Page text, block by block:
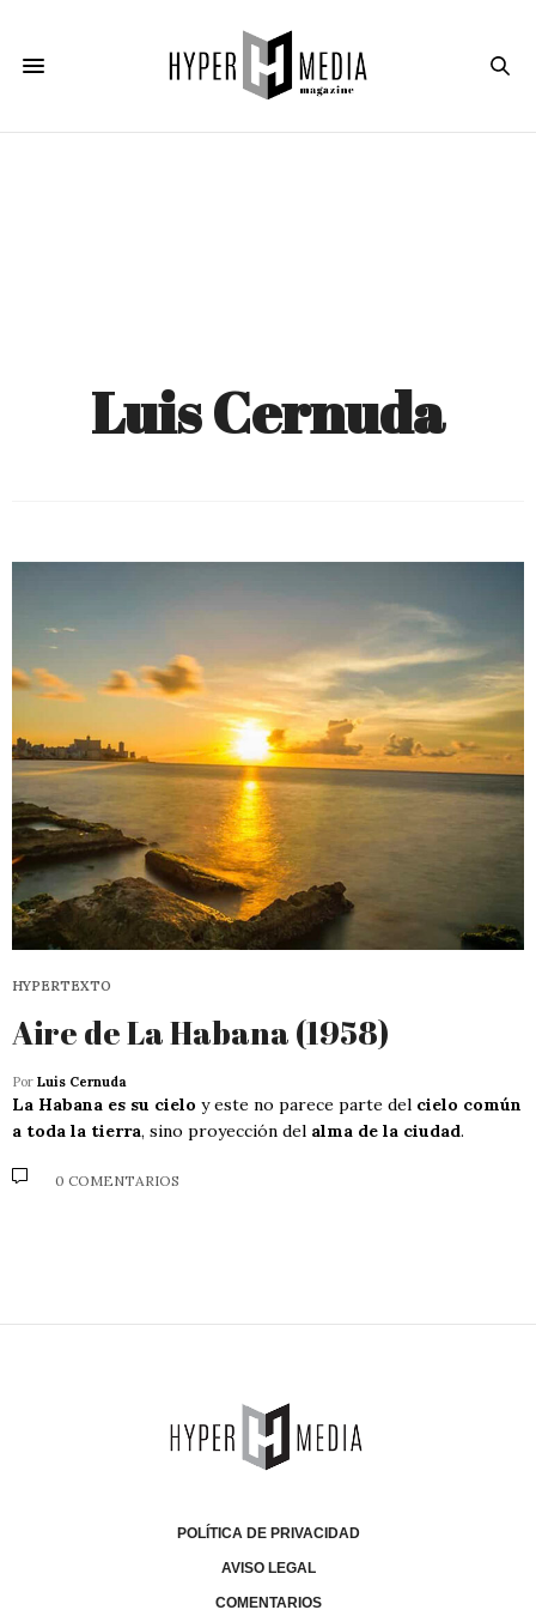
Luis Cernuda
HYPERTEXTO
Aire de La Habana (1958)
Por Luis Cernuda
La Habana es su cielo y este no parece parte del cielo común
a toda la tierra, sino proyección del alma de la ciudad.
0 COMENTARIOS
POLÍTICA DE PRIVACIDAD
AVISO LEGAL
COMENTARIOS